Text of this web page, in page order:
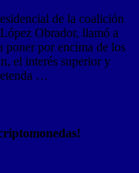
de la coalición
Obrador, llamó a
poner por encima de los
el interés superior y
…